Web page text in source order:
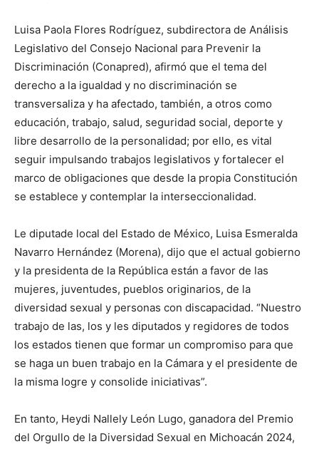
Luisa Paola Flores Rodríguez, subdirectora de Análisis
Legislativo del Consejo Nacional para Prevenir la
Discriminación (Conapred), afirmó que el tema del
derecho a la igualdad y no discriminación se
transversaliza y ha afectado, también, a otros como
educación, trabajo, salud, seguridad social, deporte y
libre desarrollo de la personalidad; por ello, es vital
seguir impulsando trabajos legislativos y fortalecer el
marco de obligaciones que desde la propia Constitución
se establece y contemplar la interseccionalidad.
Le diputade local del Estado de México, Luisa Esmeralda
Navarro Hernández (Morena), dijo que el actual gobierno
y la presidenta de la República están a favor de las
mujeres, juventudes, pueblos originarios, de la
diversidad sexual y personas con discapacidad. “Nuestro
trabajo de las, los y les diputados y regidores de todos
los estados tienen que formar un compromiso para que
se haga un buen trabajo en la Cámara y el presidente de
la misma logre y consolide iniciativas”.
En tanto, Heydi Nallely León Lugo, ganadora del Premio
del Orgullo de la Diversidad Sexual en Michoacán 2024,